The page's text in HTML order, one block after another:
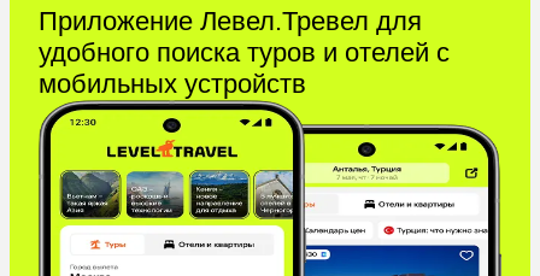
Приложение Левел.Тревел для
удобного поиска туров и отелей с
мобильных устройств